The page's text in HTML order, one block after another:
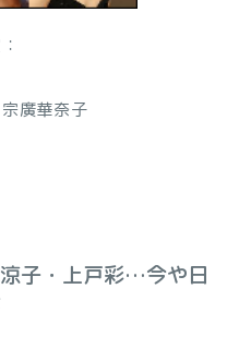
廣華奈子
子・上戸彩…今や日